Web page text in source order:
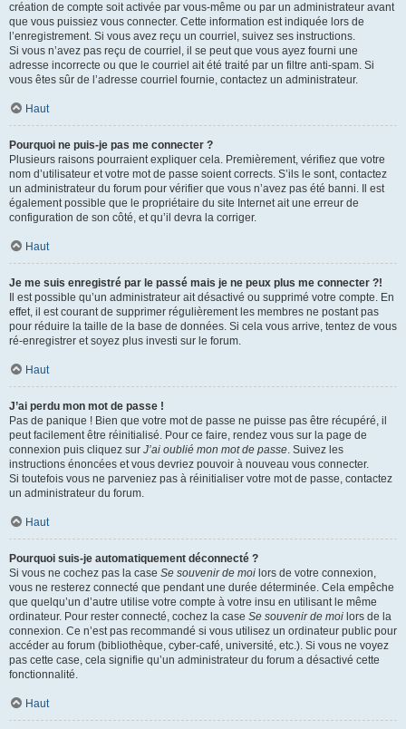
création de compte soit activée par vous-même ou par un administrateur avant
que vous puissiez vous connecter. Cette information est indiquée lors de
l’enregistrement. Si vous avez reçu un courriel, suivez ses instructions.
Si vous n’avez pas reçu de courriel, il se peut que vous ayez fourni une
adresse incorrecte ou que le courriel ait été traité par un filtre anti-spam. Si
vous êtes sûr de l’adresse courriel fournie, contactez un administrateur.
Haut
Pourquoi ne puis-je pas me connecter ?
Plusieurs raisons pourraient expliquer cela. Premièrement, vérifiez que votre
nom d’utilisateur et votre mot de passe soient corrects. S’ils le sont, contactez
un administrateur du forum pour vérifier que vous n’avez pas été banni. Il est
également possible que le propriétaire du site Internet ait une erreur de
configuration de son côté, et qu’il devra la corriger.
Haut
Je me suis enregistré par le passé mais je ne peux plus me connecter ?!
Il est possible qu’un administrateur ait désactivé ou supprimé votre compte. En
effet, il est courant de supprimer régulièrement les membres ne postant pas
pour réduire la taille de la base de données. Si cela vous arrive, tentez de vous
ré-enregistrer et soyez plus investi sur le forum.
Haut
J’ai perdu mon mot de passe !
Pas de panique ! Bien que votre mot de passe ne puisse pas être récupéré, il
peut facilement être réinitialisé. Pour ce faire, rendez vous sur la page de
connexion puis cliquez sur J’ai oublié mon mot de passe. Suivez les
instructions énoncées et vous devriez pouvoir à nouveau vous connecter.
Si toutefois vous ne parveniez pas à réinitialiser votre mot de passe, contactez
un administrateur du forum.
Haut
Pourquoi suis-je automatiquement déconnecté ?
Si vous ne cochez pas la case Se souvenir de moi lors de votre connexion,
vous ne resterez connecté que pendant une durée déterminée. Cela empêche
que quelqu’un d’autre utilise votre compte à votre insu en utilisant le même
ordinateur. Pour rester connecté, cochez la case Se souvenir de moi lors de la
connexion. Ce n’est pas recommandé si vous utilisez un ordinateur public pour
accéder au forum (bibliothèque, cyber-café, université, etc.). Si vous ne voyez
pas cette case, cela signifie qu’un administrateur du forum a désactivé cette
fonctionnalité.
Haut